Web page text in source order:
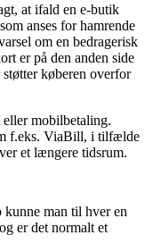
at ifald en e-butik
anses for hamrende
om en bedragerisk
er på den anden side
køberen overfor
mobilbetaling.
f.eks. ViaBill, i tilfælde
et længere tidsrum.
kunne man til hver en
er det normalt et